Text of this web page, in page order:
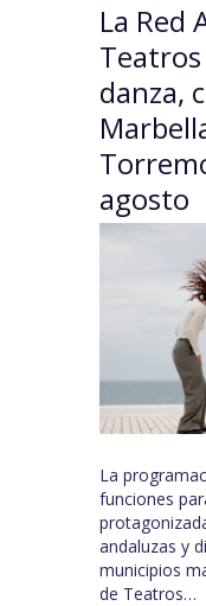
La Red
danza,
agosto
La
funciones
andaluzas y
municipios
de Teatros…